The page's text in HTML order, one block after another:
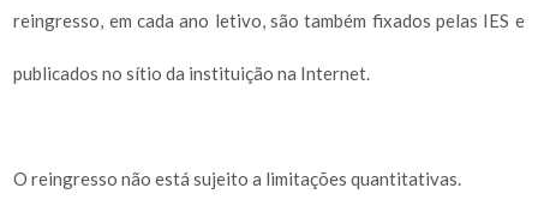
reingresso, em cada ano letivo, são também fixados pelas IES e
publicados no sítio da instituição na Internet.
O reingresso não está sujeito a limitações quantitativas.